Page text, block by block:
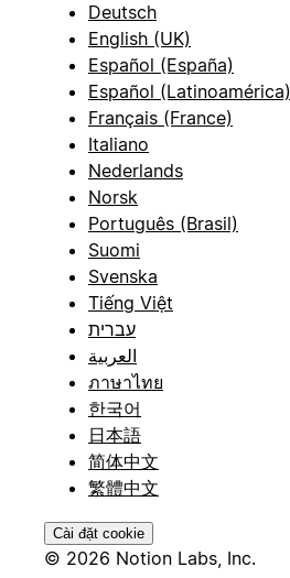
Deutsch
English (UK)
Español (España)
Español (Latinoamérica)
Français (France)
Italiano
Nederlands
Norsk
Português (Brasil)
Suomi
Svenska
Tiếng Việt
עברית
العربية
ภาษาไทย
한국어
日本語
简体中文
繁體中文
Cài đặt cookie
© 2026 Notion Labs, Inc.